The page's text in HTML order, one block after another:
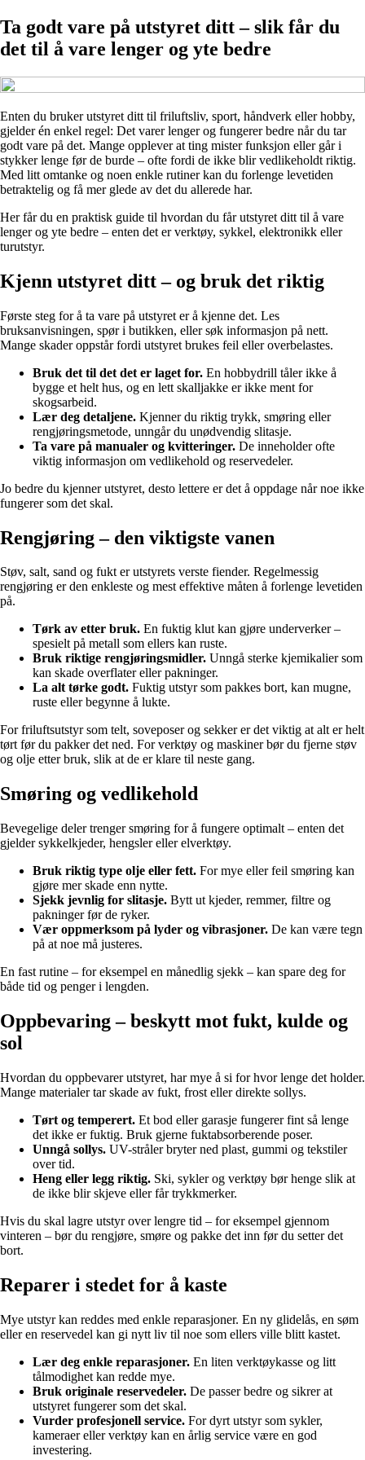
Ta godt vare på utstyret ditt – slik får du
det til å vare lenger og yte bedre
Enten du bruker utstyret ditt til friluftsliv, sport, håndverk eller hobby,
gjelder én enkel regel: Det varer lenger og fungerer bedre når du tar
godt vare på det. Mange opplever at ting mister funksjon eller går i
stykker lenge før de burde – ofte fordi de ikke blir vedlikeholdt riktig.
Med litt omtanke og noen enkle rutiner kan du forlenge levetiden
betraktelig og få mer glede av det du allerede har.
Her får du en praktisk guide til hvordan du får utstyret ditt til å vare
lenger og yte bedre – enten det er verktøy, sykkel, elektronikk eller
turutstyr.
Kjenn utstyret ditt – og bruk det riktig
Første steg for å ta vare på utstyret er å kjenne det. Les
bruksanvisningen, spør i butikken, eller søk informasjon på nett.
Mange skader oppstår fordi utstyret brukes feil eller overbelastes.
Bruk det til det det er laget for. En hobbydrill tåler ikke å
bygge et helt hus, og en lett skalljakke er ikke ment for
skogsarbeid.
Lær deg detaljene. Kjenner du riktig trykk, smøring eller
rengjøringsmetode, unngår du unødvendig slitasje.
Ta vare på manualer og kvitteringer. De inneholder ofte
viktig informasjon om vedlikehold og reservedeler.
Jo bedre du kjenner utstyret, desto lettere er det å oppdage når noe ikke
fungerer som det skal.
Rengjøring – den viktigste vanen
Støv, salt, sand og fukt er utstyrets verste fiender. Regelmessig
rengjøring er den enkleste og mest effektive måten å forlenge levetiden
på.
Tørk av etter bruk. En fuktig klut kan gjøre underverker –
spesielt på metall som ellers kan ruste.
Bruk riktige rengjøringsmidler. Unngå sterke kjemikalier som
kan skade overflater eller pakninger.
La alt tørke godt. Fuktig utstyr som pakkes bort, kan mugne,
ruste eller begynne å lukte.
For friluftsutstyr som telt, soveposer og sekker er det viktig at alt er helt
tørt før du pakker det ned. For verktøy og maskiner bør du fjerne støv
og olje etter bruk, slik at de er klare til neste gang.
Smøring og vedlikehold
Bevegelige deler trenger smøring for å fungere optimalt – enten det
gjelder sykkelkjeder, hengsler eller elverktøy.
Bruk riktig type olje eller fett. For mye eller feil smøring kan
gjøre mer skade enn nytte.
Sjekk jevnlig for slitasje. Bytt ut kjeder, remmer, filtre og
pakninger før de ryker.
Vær oppmerksom på lyder og vibrasjoner. De kan være tegn
på at noe må justeres.
En fast rutine – for eksempel en månedlig sjekk – kan spare deg for
både tid og penger i lengden.
Oppbevaring – beskytt mot fukt, kulde og
sol
Hvordan du oppbevarer utstyret, har mye å si for hvor lenge det holder.
Mange materialer tar skade av fukt, frost eller direkte sollys.
Tørt og temperert. Et bod eller garasje fungerer fint så lenge
det ikke er fuktig. Bruk gjerne fuktabsorberende poser.
Unngå sollys. UV-stråler bryter ned plast, gummi og tekstiler
over tid.
Heng eller legg riktig. Ski, sykler og verktøy bør henge slik at
de ikke blir skjeve eller får trykkmerker.
Hvis du skal lagre utstyr over lengre tid – for eksempel gjennom
vinteren – bør du rengjøre, smøre og pakke det inn før du setter det
bort.
Reparer i stedet for å kaste
Mye utstyr kan reddes med enkle reparasjoner. En ny glidelås, en søm
eller en reservedel kan gi nytt liv til noe som ellers ville blitt kastet.
Lær deg enkle reparasjoner. En liten verktøykasse og litt
tålmodighet kan redde mye.
Bruk originale reservedeler. De passer bedre og sikrer at
utstyret fungerer som det skal.
Vurder profesjonell service. For dyrt utstyr som sykler,
kameraer eller verktøy kan en årlig service være en god
investering.